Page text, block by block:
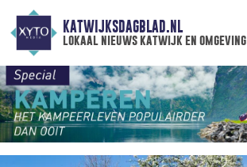
KATWIJKSDAGBLAD.NL
lokaal nieuws katwijk en omgeving